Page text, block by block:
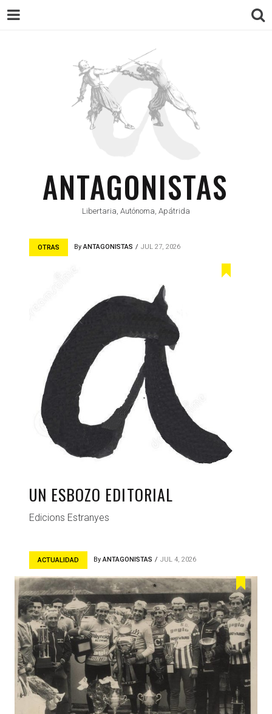
ANTAGONISTAS
Libertaria, Autónoma, Apátrida
OTRAS ByANTAGONISTAS JUL 27, 2026
UN ESBOZO EDITORIAL
Edicions Estranyes
ACTUALIDAD ByANTAGONISTAS JUL 4, 2026